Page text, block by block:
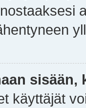
sisään,
käyttäjät